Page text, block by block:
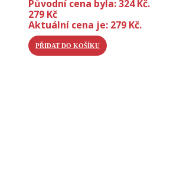
Původní cena byla: 324 Kč.
279 Kč
Aktuální cena je: 279 Kč.
PŘIDAT DO KOŠÍKU